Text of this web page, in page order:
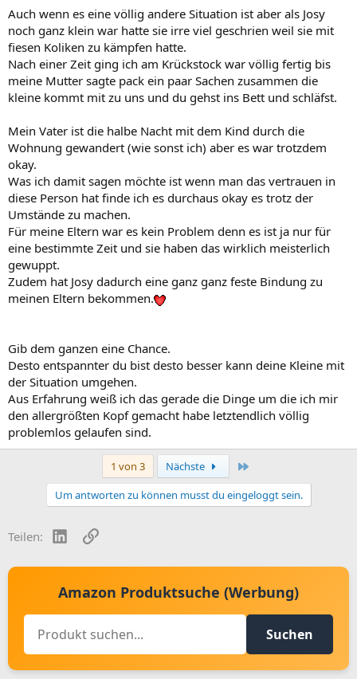
Auch wenn es eine völlig andere Situation ist aber als Josy
noch ganz klein war hatte sie irre viel geschrien weil sie mit
fiesen Koliken zu kämpfen hatte.
Nach einer Zeit ging ich am Krückstock war völlig fertig bis
meine Mutter sagte pack ein paar Sachen zusammen die
kleine kommt mit zu uns und du gehst ins Bett und schläfst.
Mein Vater ist die halbe Nacht mit dem Kind durch die
Wohnung gewandert (wie sonst ich) aber es war trotzdem
okay.
Was ich damit sagen möchte ist wenn man das vertrauen in
diese Person hat finde ich es durchaus okay es trotz der
Umstände zu machen.
Für meine Eltern war es kein Problem denn es ist ja nur für
eine bestimmte Zeit und sie haben das wirklich meisterlich
gewuppt.
Zudem hat Josy dadurch eine ganz ganz feste Bindung zu
meinen Eltern bekommen.
Gib dem ganzen eine Chance.
Desto entspannter du bist desto besser kann deine Kleine mit
der Situation umgehen.
Aus Erfahrung weiß ich das gerade die Dinge um die ich mir
den allergrößten Kopf gemacht habe letztendlich völlig
problemlos gelaufen sind.
1 von 3 Nächste
Um antworten zu können musst du eingeloggt sein.
Teilen: LinkedInLink
Amazon Produktsuche (Werbung)
Suchen